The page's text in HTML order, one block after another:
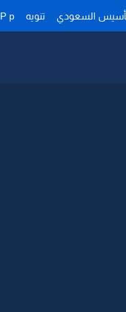
السعودي تنويه P p